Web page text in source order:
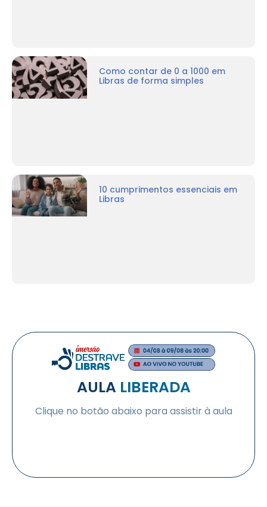
Como contar de 0 a 1000 em
Libras de forma simples
10 cumprimentos essenciais em
Libras
AULA LIBERADA
Clique no botão abaixo para assistir à aula